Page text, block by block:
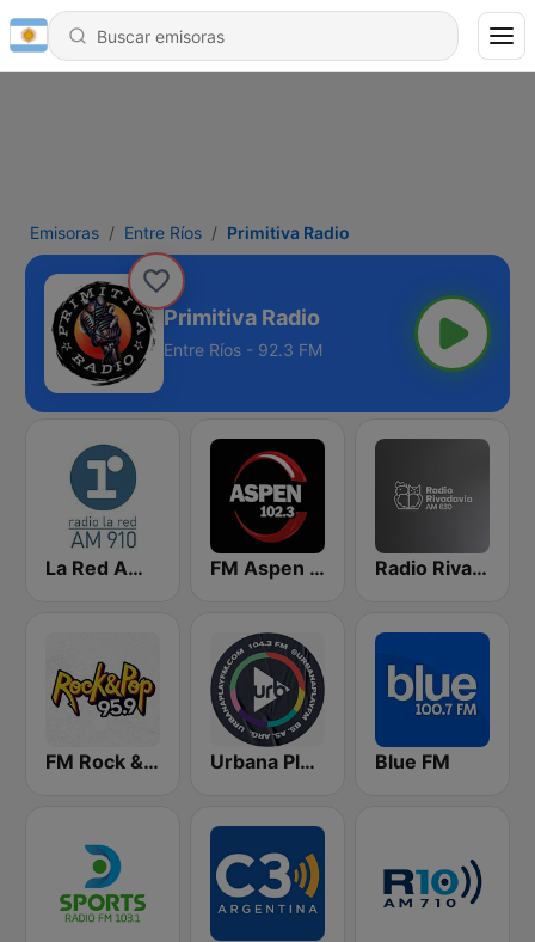
Emisoras Entre Ríos Primitiva Radio
Primitiva Radio
Entre Ríos - 92.3 FM
La Red AM 910 FM Aspen 102.3 Radio Rivadavia 630 AM
FM Rock & Pop Urbana Play 104.3 FM Blue FM